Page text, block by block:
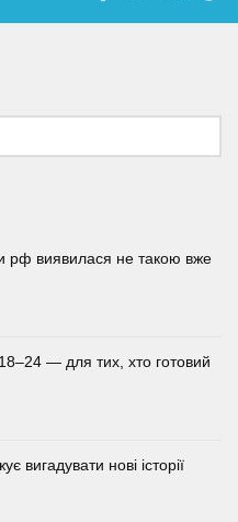
рф виявилася не такою вже
— для тих, хто готовий
вигадувати нові історії